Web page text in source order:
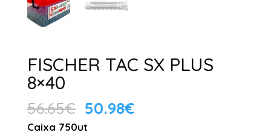
FISCHER TAC SX PLUS
8×40
56.65€ El
preu
50.98€El
Caixa 750ut